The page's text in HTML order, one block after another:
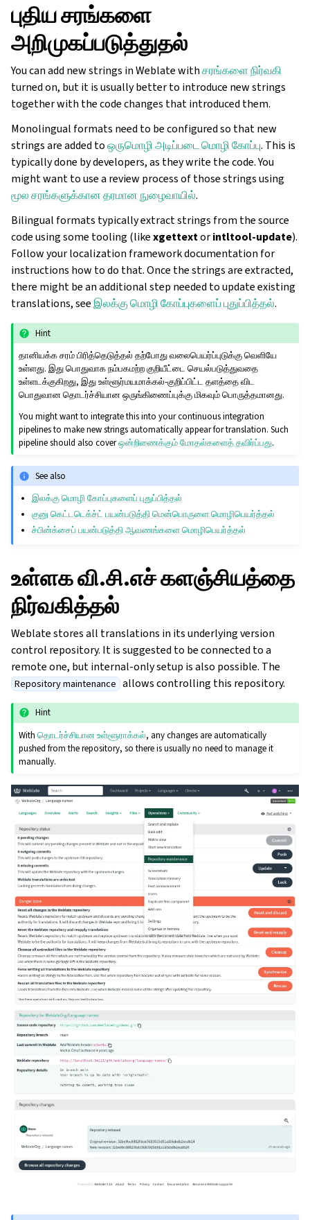
புதிய சரங்களை
அறிமுகப்படுத்துதல்
You can add new strings in Weblate withசரங்களை நிர்வகி
turned on, but it is usually better to introduce new strings
together with the code changes that introduced them.
Monolingual formats need to be configured so that new
strings are added toஒருமொழி அடிப்படை மொழி கோப்பு. This is
typically done by developers, as they write the code. You
might want to use a review process of those strings using
மூல சரங்களுக்கான தரமான நுழைவாயில்.
Bilingual formats typically extract strings from the source
code using some tooling (likexgettextorintltool-update).
Follow your localization framework documentation for
instructions how to do that. Once the strings are extracted,
there might be an additional step needed to update existing
translations, seeஇலக்கு மொழி கோப்புகளைப் புதுப்பித்தல்.
Hint
தானியக்க சரம் பிரித்தெடுத்தல் தற்போது வலைபெயர்ப்புடுக்கு வெளியே
உள்ளது. இது பொதுவாக நம்பகமற்ற குறியீட்டை செயல்படுத்துவதை
உள்ளடக்குகிறது, இது உள்ளூர்மயமாக்கல்-குறிப்பிட்ட தளத்தை விட
பொதுவான தொடர்ச்சியான ஒருங்கிணைப்புக்கு மிகவும் பொருத்தமானது.
You might want to integrate this into your continuous integration
pipelines to make new strings automatically appear for translation. Such
pipeline should also coverஒன்றிணைக்கும் மோதல்களைத் தவிர்ப்பது.
See also
இலக்கு மொழி கோப்புகளைப் புதுப்பித்தல்
குனு கெட்டடெக்ச்ட் பயன்படுத்தி மென்பொருளை மொழிபெயர்த்தல்
ச்பின்க்சைப் பயன்படுத்தி ஆவணங்களை மொழிபெயர்த்தல்
உள்ளக வி.சி.எச் களஞ்சியத்தை
நிர்வகித்தல்
Weblate stores all translations in its underlying version
control repository. It is suggested to be connected to a
remote one, but internal-only setup is also possible. The
Repository maintenance allows controlling this repository.
Hint
Withதொடர்ச்சியான உள்ளூராக்கல், any changes are automatically
pushed from the repository, so there is usually no need to manage it
manually.